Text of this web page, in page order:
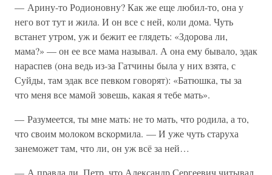
— Арину-то Родионовну? Как же еще любил-то, она у
него вот тут и жила. И он все с ней, коли дома. Чуть
встанет утром, уж и бежит ее глядеть: «Здорова ли,
мама?» — он ее все мама называл. А она ему бывало, эдак
нараспев (она ведь из-за Гатчины была у них взята, с
Суйды, там эдак все певком говорят): «Батюшка, ты за
что меня все мамой зовешь, какая я тебе мать».
— Разумеется, ты мне мать: не то мать, что родила, а то,
что своим молоком вскормила. — И уже чуть старуха
занеможет там, что ли, он уж всё за ней…
— А правда ли, Петр, что Александр Сергеевич читывал